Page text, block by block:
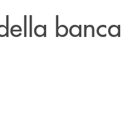
banca